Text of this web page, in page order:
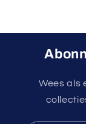
Wees als